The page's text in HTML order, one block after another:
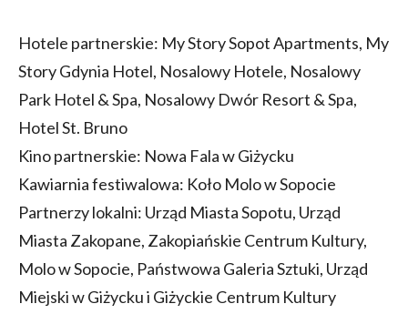
Hotele partnerskie: My Story Sopot Apartments, My
Story Gdynia Hotel, Nosalowy Hotele, Nosalowy
Park Hotel & Spa, Nosalowy Dwór Resort & Spa,
Hotel St. Bruno
Kino partnerskie: Nowa Fala w Giżycku
Kawiarnia festiwalowa: Koło Molo w Sopocie
Partnerzy lokalni: Urząd Miasta Sopotu, Urząd
Miasta Zakopane, Zakopiańskie Centrum Kultury,
Molo w Sopocie, Państwowa Galeria Sztuki, Urząd
Miejski w Giżycku i Giżyckie Centrum Kultury